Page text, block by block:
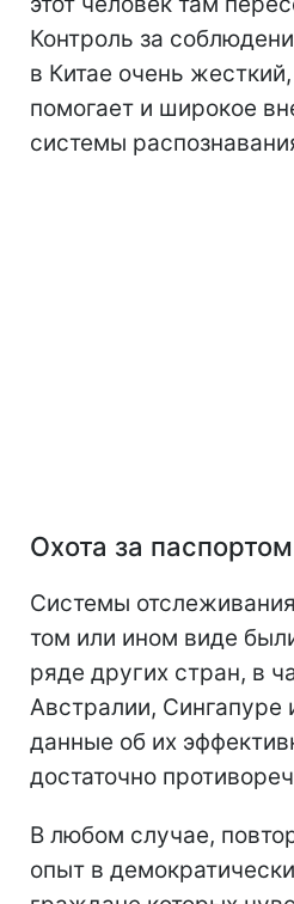
Контроль за
в Китае очень
помогает и широкое
системы
Охота за паспортом
Системы
том или ином виде
ряде других стран, в
Австралии, Сингапуре
данные об их
достаточно
В любом случае,
опыт в